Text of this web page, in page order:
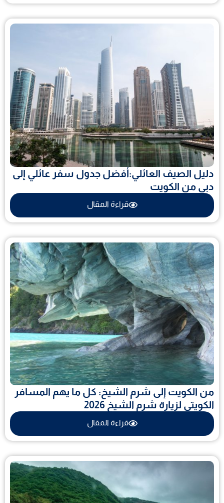
دليل الصيف العائلي:أفضل جدول سفر عائلي إلى
دبي من الكويت
قراءة المقال
من الكويت إلى شرم الشيخ: كل ما يهم المسافر
الكويتى لزيارة شرم الشيخ 2026
قراءة المقال